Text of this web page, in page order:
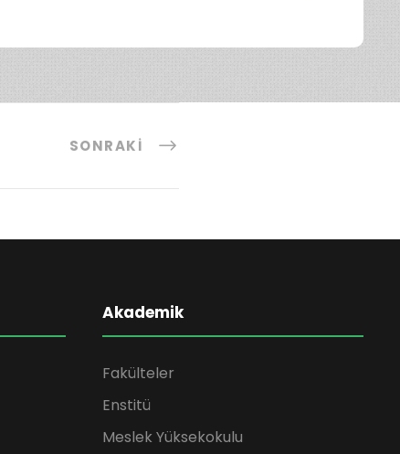
SONRAKI
Akademik
Fakülteler
Enstitü
Meslek Yüksekokulu